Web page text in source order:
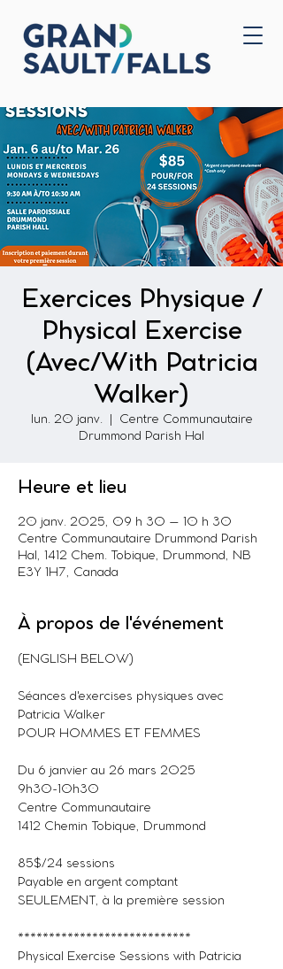
Accueil
Exercices Physique /
Physical Exercise
(Avec/With Patricia
Walker)
lun. 20 janv.
Centre Communautaire
Drummond Parish Hal
Heure et lieu
20 janv. 2025, 09 h 30 – 10 h 30
Centre Communautaire Drummond Parish
Hal, 1412 Chem. Tobique, Drummond, NB
E3Y 1H7, Canada
À propos de l'événement
(ENGLISH BELOW)
Séances d'exercises physiques avec
Patricia Walker
POUR HOMMES ET FEMMES
Du 6 janvier au 26 mars 2025
9h30-10h30
Centre Communautaire
1412 Chemin Tobique, Drummond
85$/24 sessions
Payable en argent comptant
SEULEMENT, à la première session
****************************
Physical Exercise Sessions with Patricia